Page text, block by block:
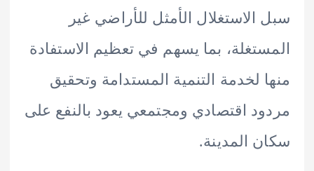
الأمثل للأراضي غير
بما يسهم في تعظيم الاستفادة
لخدمة التنمية المستدامة وتحقيق
اقتصادي ومجتمعي يعود بالنفع على
المدينة.